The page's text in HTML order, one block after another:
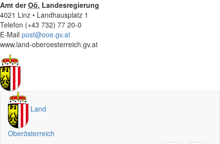
Amt derOö. Landesregierung
4021 Linz • Landhausplatz 1
Telefon (+43 732) 77 20-0
E-Mail post@ooe.gv.at
www.land-oberoesterreich.gv.at
Land
Oberösterreich